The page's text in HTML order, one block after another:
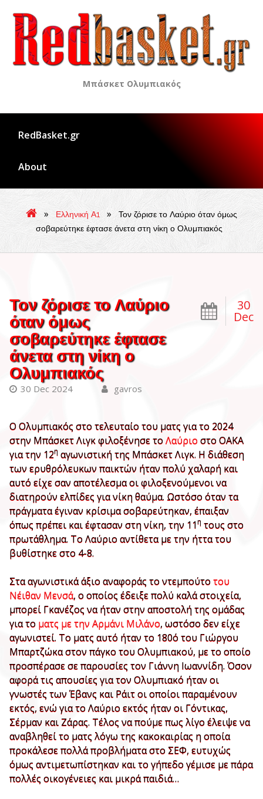
content
Μπάσκετ Ολυμπιακός
RedBasket.gr
About
» Ελληνική Α1 » Τον ζόρισε το Λαύριο όταν όμως
σοβαρεύτηκε έφτασε άνετα στη νίκη ο Ολυμπιακός
30
Dec
Τον ζόρισε το Λαύριο
όταν όμως
σοβαρεύτηκε έφτασε
άνετα στη νίκη ο
Ολυμπιακός
30 Dec 2024 gavros
Ο Ολυμπιακός στο τελευταίο του ματς για το 2024
στην Μπάσκετ Λιγκ φιλοξένησε το Λαύριο στο ΟΑΚΑ
για την 12η αγωνιστική της Μπάσκετ Λιγκ. Η διάθεση
των ερυθρόλευκων παικτών ήταν πολύ χαλαρή και
αυτό είχε σαν αποτέλεσμα οι φιλοξενούμενοι να
διατηρούν ελπίδες για νίκη θαύμα. Ωστόσο όταν τα
πράγματα έγιναν κρίσιμα σοβαρεύτηκαν, έπαιξαν
όπως πρέπει και έφτασαν στη νίκη, την 11η τους στο
πρωτάθλημα. Το Λαύριο αντίθετα με την ήττα του
βυθίστηκε στο 4-8.
Στα αγωνιστικά άξιο αναφοράς το ντεμπούτο του
Νέιθαν Μενσά, ο οποίος έδειξε πολύ καλά στοιχεία,
μπορεί Γκανέζος να ήταν στην αποστολή της ομάδας
για το ματς με την Αρμάνι Μιλάνο, ωστόσο δεν είχε
αγωνιστεί. Το ματς αυτό ήταν το 180ό του Γιώργου
Μπαρτζώκα στον πάγκο του Ολυμπιακού, με το οποίο
προσπέρασε σε παρουσίες τον Γιάννη Ιωαννίδη. Όσον
αφορά τις απουσίες για τον Ολυμπιακό ήταν οι
γνωστές των Έβανς και Ράιτ οι οποίοι παραμένουν
εκτός, ενώ για το Λαύριο εκτός ήταν οι Γόντικας,
Σέρμαν και Ζάρας. Τέλος να πούμε πως λίγο έλειψε να
αναβληθεί το ματς λόγω της κακοκαιρίας η οποία
προκάλεσε πολλά προβλήματα στο ΣΕΦ, ευτυχώς
όμως αντιμετωπίστηκαν και το γήπεδο γέμισε με πάρα
πολλές οικογένειες και μικρά παιδιά…